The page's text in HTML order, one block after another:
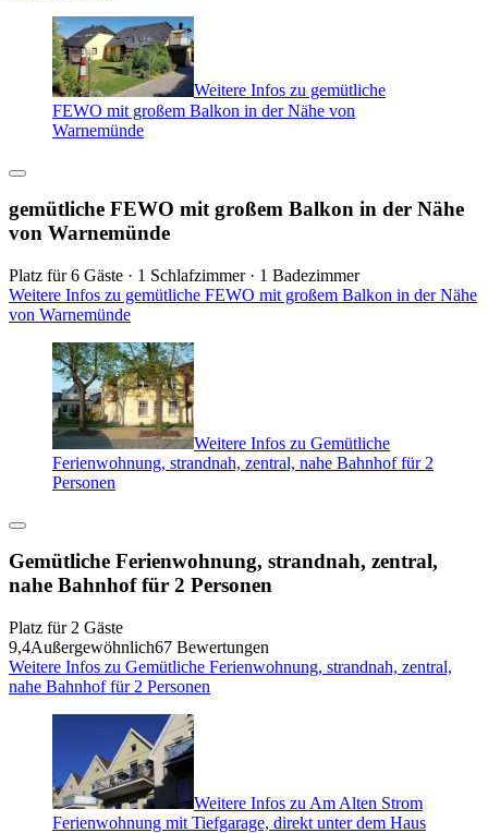
Weitere Infos zu gemütliche
FEWO mit großem Balkon in der Nähe von
Warnemünde
gemütliche FEWO mit großem Balkon in der Nähe
von Warnemünde
Platz für 6 Gäste · 1 Schlafzimmer · 1 Badezimmer
Weitere Infos zu gemütliche FEWO mit großem Balkon in der Nähe
von Warnemünde
Weitere Infos zu Gemütliche
Ferienwohnung, strandnah, zentral, nahe Bahnhof für 2
Personen
Gemütliche Ferienwohnung, strandnah, zentral,
nahe Bahnhof für 2 Personen
Platz für 2 Gäste
9,4Außergewöhnlich67 Bewertungen
Weitere Infos zu Gemütliche Ferienwohnung, strandnah, zentral,
nahe Bahnhof für 2 Personen
Weitere Infos zu Am Alten Strom
Ferienwohnung mit Tiefgarage, direkt unter dem Haus